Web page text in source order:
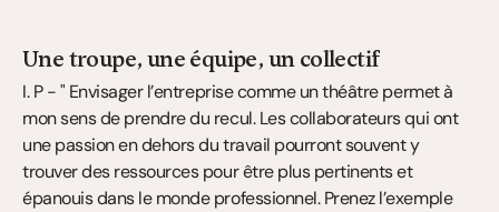
Une troupe, une équipe, un collectif
I. P - " Envisager l’entreprise comme un théâtre permet à
mon sens de prendre du recul. Les collaborateurs qui ont
une passion en dehors du travail pourront souvent y
trouver des ressources pour être plus pertinents et
épanouis dans le monde professionnel. Prenez l’exemple